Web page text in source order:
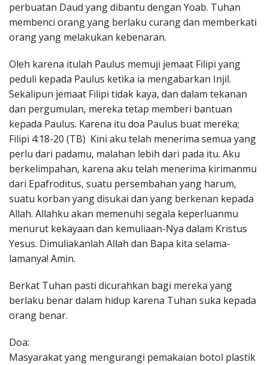
perbuatan Daud yang dibantu dengan Yoab. Tuhan
membenci orang yang berlaku curang dan memberkati
orang yang melakukan kebenaran.
Oleh karena itulah Paulus memuji jemaat Filipi yang
peduli kepada Paulus ketika ia mengabarkan Injil.
Sekalipun jemaat Filipi tidak kaya, dan dalam tekanan
dan pergumulan, mereka tetap memberi bantuan
kepada Paulus. Karena itu doa Paulus buat mereka;
Filipi 4:18-20 (TB) Kini aku telah menerima semua yang
perlu dari padamu, malahan lebih dari pada itu. Aku
berkelimpahan, karena aku telah menerima kirimanmu
dari Epafroditus, suatu persembahan yang harum,
suatu korban yang disukai dan yang berkenan kepada
Allah. Allahku akan memenuhi segala keperluanmu
menurut kekayaan dan kemuliaan-Nya dalam Kristus
Yesus. Dimuliakanlah Allah dan Bapa kita selama-
lamanya! Amin.
Berkat Tuhan pasti dicurahkan bagi mereka yang
berlaku benar dalam hidup karena Tuhan suka kepada
orang benar.
Doa:
Masyarakat yang mengurangi pemakaian botol plastik